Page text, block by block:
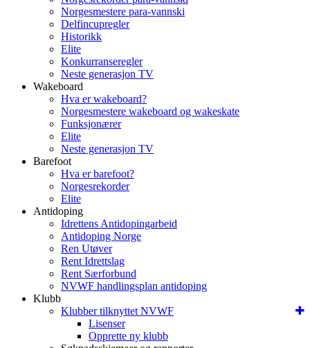
Norgesmestere para-vannski
Delfincupregler
Historikk
Elite
Konkurranseregler
Neste generasjon TV
Wakeboard
Hva er wakeboard?
Norgesmestere wakeboard og wakeskate
Funksjonærer
Elite
Neste generasjon TV
Barefoot
Hva er barefoot?
Norgesrekorder
Elite
Antidoping
Idrettens Antidopingarbeid
Antidoping Norge
Ren Utøver
Rent Idrettslag
Rent Særforbund
NVWF handlingsplan antidoping
Klubb
Klubber tilknyttet NVWF
Lisenser
Opprette ny klubb